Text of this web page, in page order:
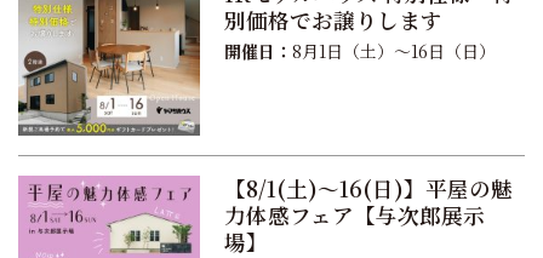
別価格でお譲りします
開催日： 8月1日（土）〜16日（日）
【8/1(土)〜16(日)】平屋の魅
力体感フェア【与次郎展示
場】